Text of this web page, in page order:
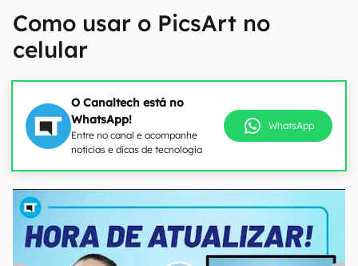
Como usar o PicsArt no
celular
O Canaltech está no
WhatsApp!
Entre no canal e acompanhe
notícias e dicas de tecnologia
WhatsApp